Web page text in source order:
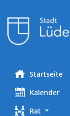
Startseite
Kalender
Rat